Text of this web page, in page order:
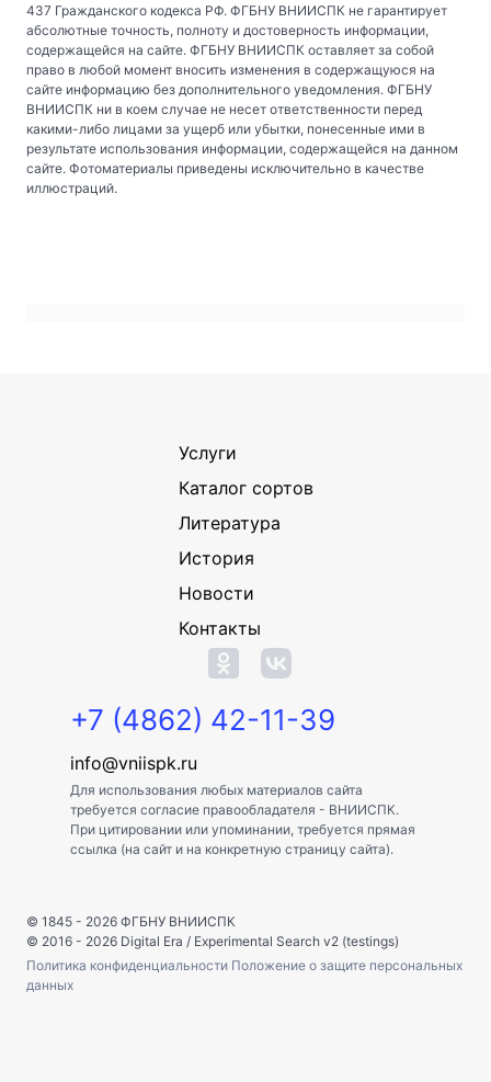
437 Гражданского кодекса РФ. ФГБНУ ВНИИСПК не гарантирует
абсолютные точность, полноту и достоверность информации,
содержащейся на сайте. ФГБНУ ВНИИСПК оставляет за собой
право в любой момент вносить изменения в содержащуюся на
сайте информацию без дополнительного уведомления. ФГБНУ
ВНИИСПК ни в коем случае не несет ответственности перед
какими-либо лицами за ущерб или убытки, понесенные ими в
результате использования информации, содержащейся на данном
сайте. Фотоматериалы приведены исключительно в качестве
иллюстраций.
Услуги
Каталог сортов
Литература
История
Новости
Контакты
+7 (4862) 42-11-39
info@vniispk.ru
Для использования любых материалов сайта
требуется согласие правообладателя - ВНИИСПК.
При цитировании или упоминании, требуется прямая
ссылка (на сайт и на конкретную страницу сайта).
© 1845 - 2026 ФГБНУ ВНИИСПК
© 2016 - 2026 Digital Era / Experimental Search v2 (testings)
Политика конфиденциальности Положение о защите персональных
данных